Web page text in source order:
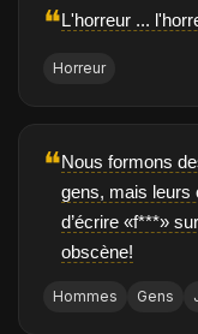
❝L'horreur ...
Horreur
❝Nous formons
gens, mais leurs
d’écrire «f***»
obscène!
Hommes Gens